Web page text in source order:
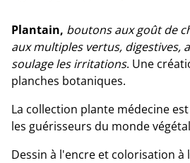
Plantain, boutons aux goût de
aux multiples vertus, digestives,
soulage les irritations. Une
planches botaniques.
La collection plante médecine
les guérisseurs du monde
Dessin à l'encre et colorisation à